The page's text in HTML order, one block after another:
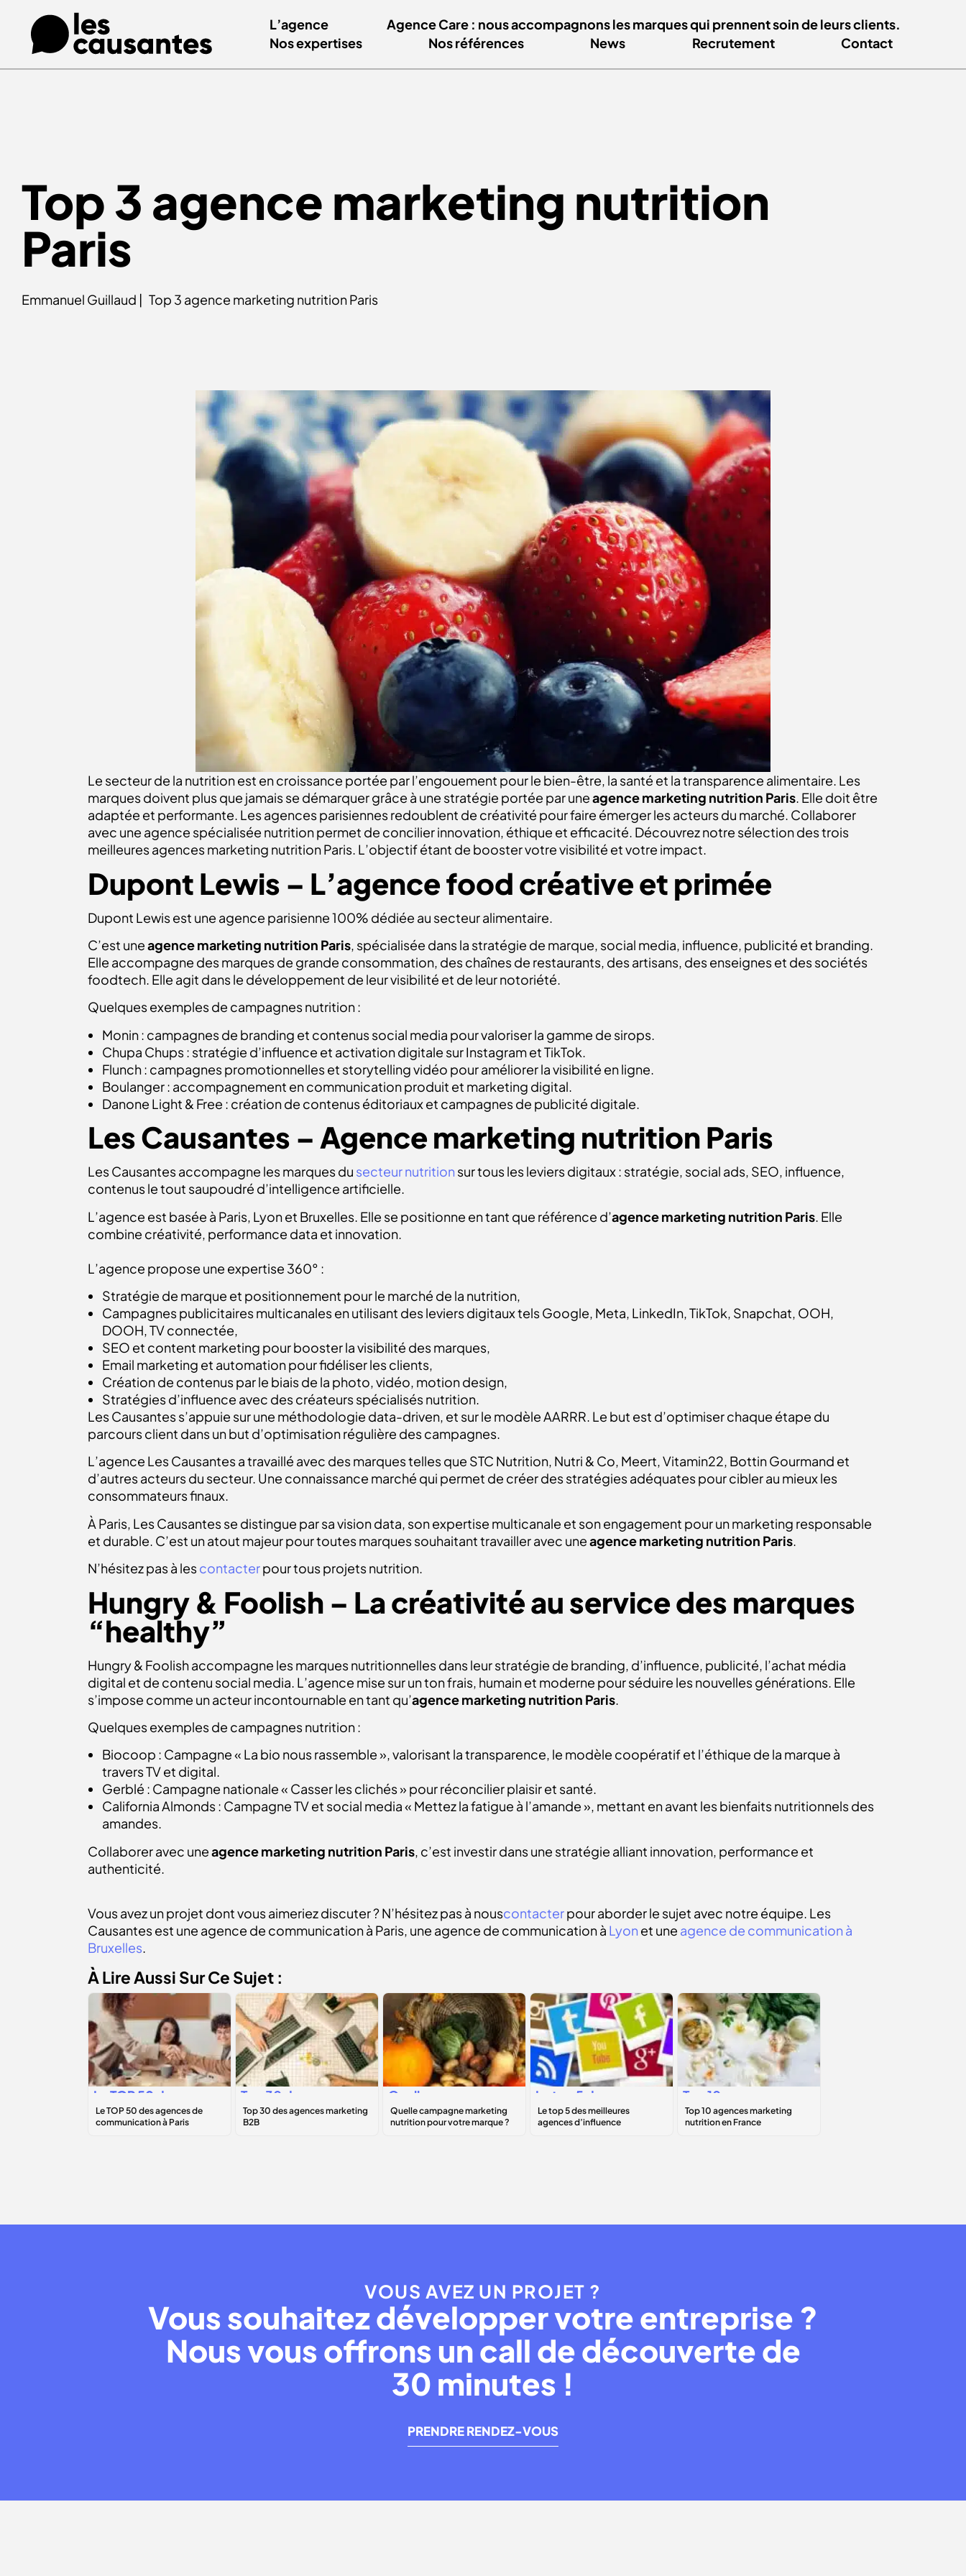
L’agence
Agence Care : nous accompagnons les marques qui prennent soin de leurs clients.
Nos expertises
Nos références News Recrutement Contact
Top 3 agence marketing nutrition
Paris
Emmanuel Guillaud | Top 3 agence marketing nutrition Paris
Le secteur de la nutrition est en croissance portée par l’engouement pour le bien-être, la santé et la transparence alimentaire. Les
marques doivent plus que jamais se démarquer grâce à une stratégie portée par uneagence marketing nutrition Paris. Elle doit être
adaptée et performante. Les agences parisiennes redoublent de créativité pour faire émerger les acteurs du marché. Collaborer
avec une agence spécialisée nutrition permet de concilier innovation, éthique et efficacité. Découvrez notre sélection des trois
meilleures agencesmarketing nutrition Paris. L’objectif étant de booster votre visibilité et votre impact.
Dupont Lewis – L’agence food créative et primée
Dupont Lewis est une agence parisienne 100% dédiée au secteur alimentaire.
C’est uneagencemarketing nutrition Paris, spécialisée dans la stratégie de marque, social media, influence, publicité et branding.
Elle accompagne des marques de grande consommation, des chaînes de restaurants, des artisans, des enseignes et des sociétés
foodtech. Elle agit dans le développement de leur visibilité et de leur notoriété.
Quelques exemples de campagnes nutrition :
Monin : campagnes de branding et contenus social media pour valoriser la gamme de sirops.
Chupa Chups : stratégie d’influence et activation digitale sur Instagram et TikTok.
Flunch : campagnes promotionnelles et storytelling vidéo pour améliorer la visibilité en ligne.
Boulanger : accompagnement en communication produit et marketing digital.
Danone Light & Free : création de contenus éditoriaux et campagnes de publicité digitale.
Les Causantes – Agence marketing nutrition Paris
Les Causantes accompagne les marques du secteur nutrition sur tous les leviers digitaux : stratégie, social ads, SEO, influence,
contenus le tout saupoudré d’intelligence artificielle.
L’agence est basée à Paris, Lyon et Bruxelles. Elle se positionne en tant que référence d’agence marketing nutrition Paris. Elle
combine créativité, performance data et innovation.
L’agence propose une expertise 360° :
Stratégie de marque et positionnement pour le marché de la nutrition,
Campagnes publicitaires multicanales en utilisant des leviers digitaux tels Google, Meta, LinkedIn, TikTok, Snapchat, OOH,
DOOH, TV connectée,
SEO et content marketing pour booster la visibilité des marques,
Email marketing et automation pour fidéliser les clients,
Création de contenus par le biais de la photo, vidéo, motion design,
Stratégies d’influence avec des créateurs spécialisés nutrition.
Les Causantes s’appuie sur une méthodologie data-driven, et sur le modèle AARRR. Le but est d’optimiser chaque étape du
parcours client dans un but d’optimisation régulière des campagnes.
L’agence Les Causantes a travaillé avec des marques telles que STC Nutrition, Nutri & Co, Meert, Vitamin22, Bottin Gourmand et
d’autres acteurs du secteur. Une connaissance marché qui permet de créer des stratégies adéquates pour cibler au mieux les
consommateurs finaux.
À Paris, Les Causantes se distingue par sa vision data, son expertise multicanale et son engagement pour un marketing responsable
et durable. C’est un atout majeur pour toutes marques souhaitant travailler avec uneagence marketing nutrition Paris.
N’hésitez pas à lescontacterpour tous projets nutrition.
Hungry & Foolish – La créativité au service des marques
“healthy”
Hungry & Foolish accompagne les marques nutritionnelles dans leur stratégie de branding, d’influence, publicité, l’achat média
digital et de contenu social media. L’agence mise sur un ton frais, humain et moderne pour séduire les nouvelles générations. Elle
s’impose comme un acteur incontournable en tant qu’agencemarketing nutrition Paris
Quelques exemples de campagnes nutrition :
Biocoop : Campagne « La bio nous rassemble », valorisant la transparence, le modèle coopératif et l’éthique de la marque à
travers TV et digital.
Gerblé : Campagne nationale « Casser les clichés » pour réconcilier plaisir et santé.
California Almonds : Campagne TV et social media « Mettez la fatigue à l’amande », mettant en avant les bienfaits nutritionnels des
amandes.
Collaborer avec uneagencemarketing nutrition Paris, c’est investir dans une stratégie alliant innovation, performance et
authenticité.
Vous avez un projet dont vous aimeriez discuter ? N’hésitez pas à nouscontacterpour aborder le sujet avec notre équipe. Les
Causantes est une agence de communication à Paris, une agence de communication à Lyon et une agence de communication à
Bruxelles.
À Lire Aussi Sur Ce Sujet :
Le TOP 50 des
agences de
communication à
Top 30 des
agences
marketing B2B
Quelle campagne
marketing
nutrition pour
Le top 5 des
meilleures
agences
Top 10 agences
marketing
nutrition en
VOUS AVEZ UN PROJET ?
Vous souhaitez développer votre entreprise ?
Nous vous offrons un call de découverte de
30 minutes !
PRENDRE RENDEZ-VOUS